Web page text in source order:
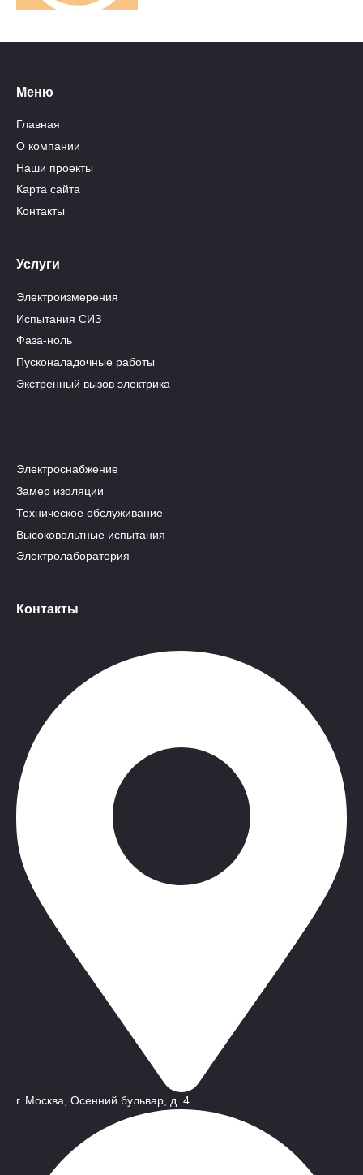
Меню
Главная
О компании
Наши проекты
Карта сайта
Контакты
Услуги
Электроизмерения
Испытания СИЗ
Фаза-ноль
Пусконаладочные работы
Экстренный вызов электрика
Электроснабжение
Замер изоляции
Техническое обслуживание
Высоковольтные испытания
Электролаборатория
Контакты
г. Москва, Осенний бульвар, д. 4